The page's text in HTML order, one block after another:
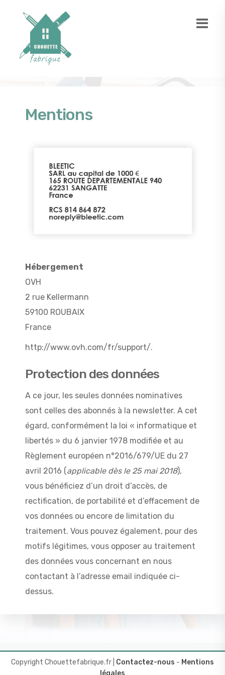
Mentions
Hébergement
OVH
2 rue Kellermann
59100 ROUBAIX
France
http://www.ovh.com/fr/support/.
Protection des données
A ce jour, les seules données nominatives
sont celles des abonnés à la newsletter. A cet
égard, conformément la loi « informatique et
libertés » du 6 janvier 1978 modifiée et au
Règlement européen n°2016/679/UE du 27
avril 2016 (applicable dès le 25 mai 2018),
vous bénéficiez d’un droit d’accès, de
rectification, de portabilité et d’effacement de
vos données ou encore de limitation du
traitement. Vous pouvez également, pour des
motifs légitimes, vous opposer au traitement
des données vous concernant en nous
contactant à l’adresse email indiquée ci-
dessus.
Copyright Chouettefabrique.fr | Contactez-nous - Mentions